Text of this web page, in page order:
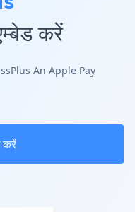
करें
An Apple Pay
करें